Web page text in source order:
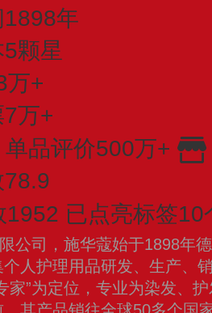
1898年
颗星
万+
万+
单品评价500万+
78.9
1952 已点亮标签10
公司，施华蔻始于1898年
人护理用品研发、生产、
家”为定位，专业为染发、